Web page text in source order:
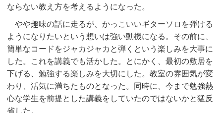
ならない教え方を考えるようになった。
やや趣味の話に走るが、かっこいいギターソロを弾ける
ようになりたいという想いは強い動機になる。その前に、
簡単なコードをジャカジャカと弾くという楽しみを大事に
した。これを講義でも活かした。とにかく、最初の敷居を
下げる、勉強する楽しみを大切にした。教室の雰囲気が変
わり、活気に満ちたものとなった。同時に、今まで勉強熱
心な学生を前提とした講義をしていたのではないかと猛反
省した。